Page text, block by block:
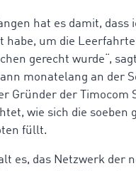
hat es damit,
habe, um die
gerecht wurde“,
monatelang an der
Gründer der Timocom
wie sich die
füllt.
es, das Netzwerk der